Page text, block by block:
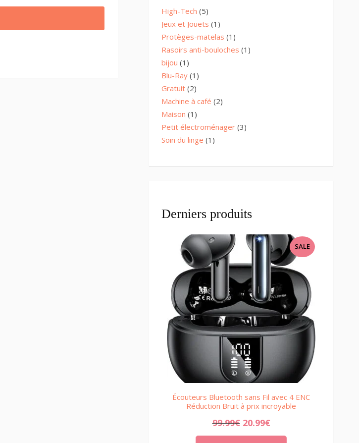
High-Tech 55
products
Jeux et Jouets 1 1
product
Protèges-matelas 1 1
product
Rasoirs anti-bouloches 1 1
bijou 1 1
product
Blu-Ray 1 1
Gratuit 22
products
Machine à café 22
Maison 1 1
product
Petit électroménager 33
Soin du linge 1 1
Derniers produits
SALEPRODUCT
ON
Écouteurs Bluetooth sans Fil avec 4 ENC
Réduction Bruit à prix incroyable
99.99€ 20.99€